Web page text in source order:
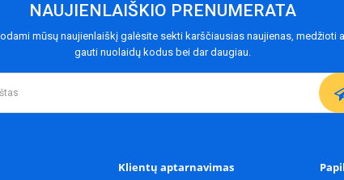
NAUJIENLAIŠKIO PRENUMERATA
mūsų naujienlaiškį galėsite sekti karščiausias naujienas, medžioti
gauti nuolaidų kodus bei dar daugiau.
Klientų aptarnavimas